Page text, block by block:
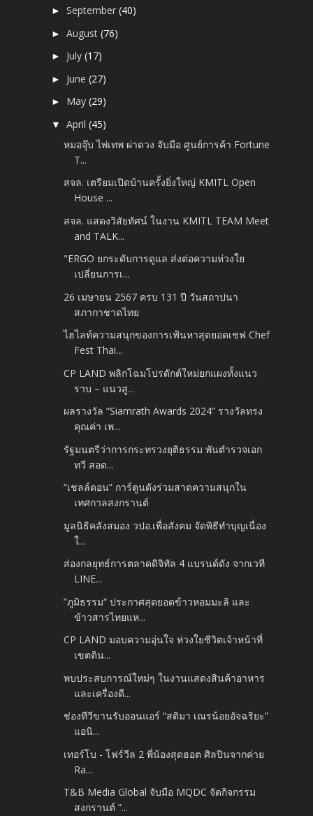
►September(40)
►August(76)
► July(17)
► June(27)
► May(29)
▼April(45)
หมอจุ๊บ ไพ่เทพ ผ่าดวง จับมือ ศูนย์การค้า Fortune
T...
สจล. เตรียมเปิดบ้านครั้งยิ่งใหญ่ KMITL Open
House ...
สจล. แสดงวิสัยทัศน์ ในงาน KMITL TEAM Meet
and TALK...
"ERGO ยกระดับการดูแล ส่งต่อความห่วงใย
เปลี่ยนการเ...
26 เมษายน 2567 ครบ 131 ปี วันสถาปนา
สภากาชาดไทย
ไฮไลท์ความสนุกของการเฟ้นหาสุดยอดเชฟ Chef
Fest Thai...
CP LAND พลิกโฉมโปรดักต์ใหม่ยกแผงทั้งแนว
ราบ – แนวสู...
ผลรางวัล “Siamrath Awards 2024” รางวัลทรง
คุณค่า เพ...
รัฐมนตรีว่าการกระทรวงยุติธรรม พันตํารวจเอก
ทวี สอด...
“เชลล์ดอน” การ์ตูนดังร่วมสาดความสนุกใน
เทศกาลสงกรานต์
มูลนิธิคลังสมอง วปอ.เพื่อสังคม จัดพิธีทำบุญเนื่อง
ใ...
ส่องกลยุทธ์การตลาดดิจิทัล 4 แบรนด์ดัง จากเวที
LINE...
”ภูมิธรรม“ ประกาศสุดยอดข้าวหอมมะลิ และ
ข้าวสารไทยแห...
CP LAND มอบความอุ่นใจ ห่วงใยชีวิตเจ้าหน้าที่
เขตดิน...
พบประสบการณ์ใหม่ๆ ในงานแสดงสินค้าอาหาร
และเครื่องดื...
ช่องทีวีขานรับออนแอร์ “สติมา เณรน้อยอัจฉริยะ”
แอนิ...
เทอร์โบ - โฟร์วีล 2 พี่น้องสุดฮอต ศิลปินจากค่าย
Ra...
T&B Media Global จับมือ MQDC จัดกิจกรรม
สงกรานต์ “...